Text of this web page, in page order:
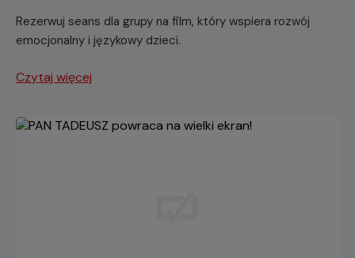
Rezerwuj seans dla grupy na film, który wspiera rozwój
emocjonalny i językowy dzieci.
Czytaj więcej